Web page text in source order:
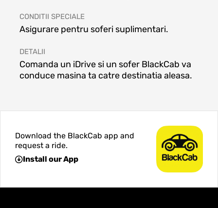
CONDITII SPECIALE
Asigurare pentru soferi suplimentari.
DETALII
Comanda un iDrive si un sofer BlackCab va
conduce masina ta catre destinatia aleasa.
Download the BlackCab app and
request a ride.
Install our App